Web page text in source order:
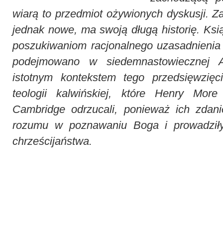
wiarą to przedmiot ożywionych dyskusji.
jednak nowe, ma swoją długą historię.
poszukiwaniom racjonalnego
podejmowano w siedemnastowiecznej
istotnym kontekstem tego
teologii kalwińskiej, które Henry
Cambridge odrzucali, ponieważ ich
rozumu w poznawaniu Boga i
chrześcijaństwa.